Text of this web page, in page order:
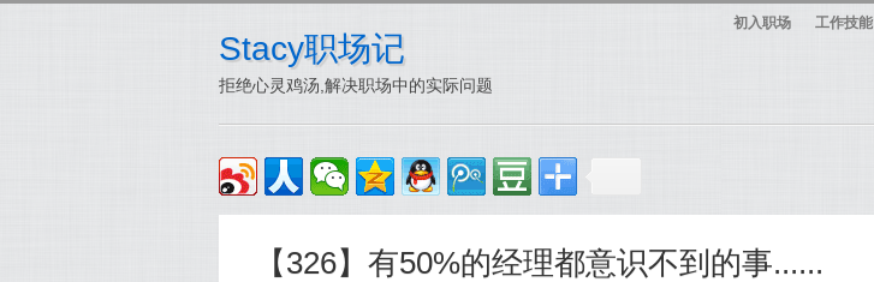
Stacy职场记
拒绝心灵鸡汤,解决职场中的实际问题
初入职场 工作技能
【326】有50%的经理都意识不到的事......